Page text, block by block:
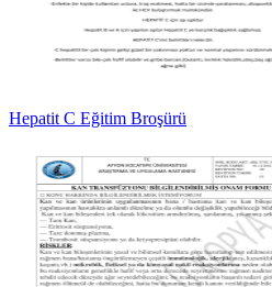
Hepatit C Eğitim Broşürü